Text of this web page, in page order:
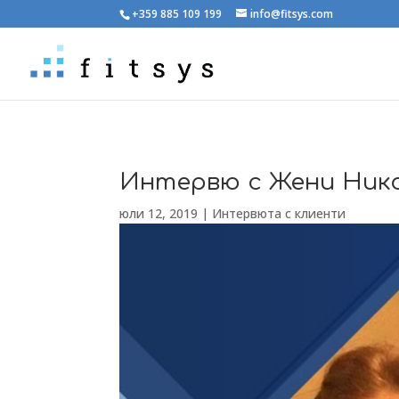
+359 885 109 199 info@fitsys.com
Интервю с Жени
юли 12, 2019 | Интервюта с клиенти